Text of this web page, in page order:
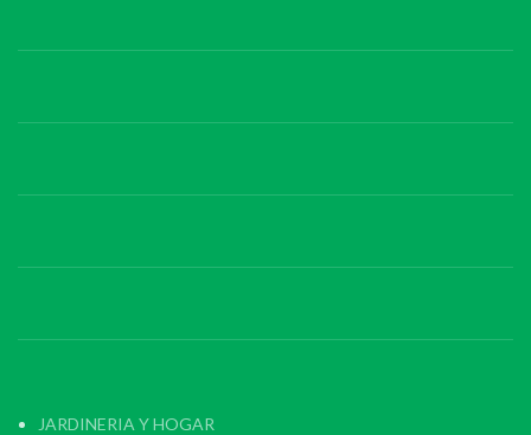
JARDINERIA Y HOGAR